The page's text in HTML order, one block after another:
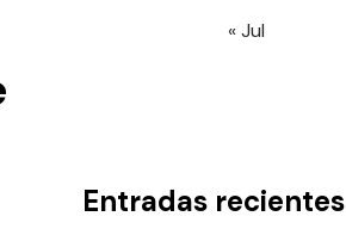
« Jul
Entradas recientes